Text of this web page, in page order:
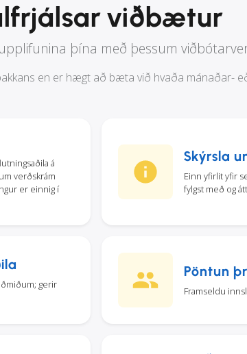
viðbætur
þína með þessum
en er hægt að bæta við hvaða mánaðar-
á
verðskrám
er einnig í
Skýrsla
Einn yfirlit yfir
fylgst með og
gerir
Pöntun
Framseldu